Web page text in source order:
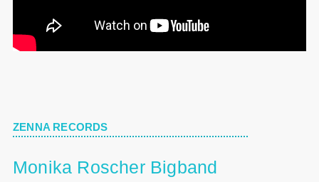
ZENNA RECORDS
Monika Roscher Bigband